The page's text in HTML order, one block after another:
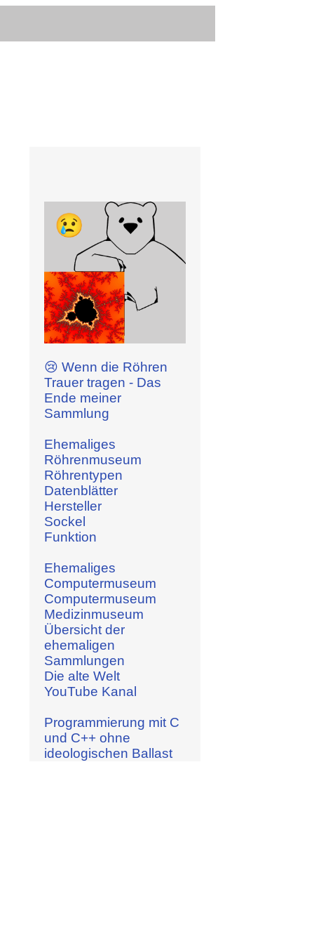
😢 Wenn die Röhren
Trauer tragen - Das
Ende meiner
Sammlung
Ehemaliges
Röhrenmuseum
Röhrentypen
Datenblätter
Hersteller
Sockel
Funktion
Ehemaliges
Computermuseum
Computermuseum
Medizinmuseum
Übersicht der
ehemaligen
Sammlungen
Die alte Welt
YouTube Kanal
Programmierung mit C
und C++ ohne
ideologischen Ballast